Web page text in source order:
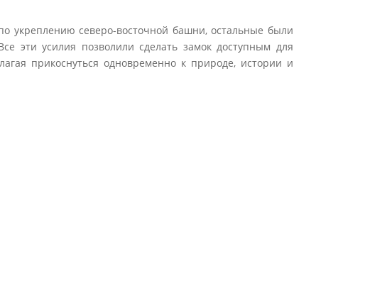
укреплению северо-восточной башни, остальные были
эти усилия позволили сделать замок доступным для
прикоснуться одновременно к природе, истории и